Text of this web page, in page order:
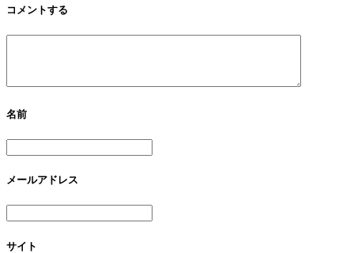
コメントする
名前
メールアドレス
サイト